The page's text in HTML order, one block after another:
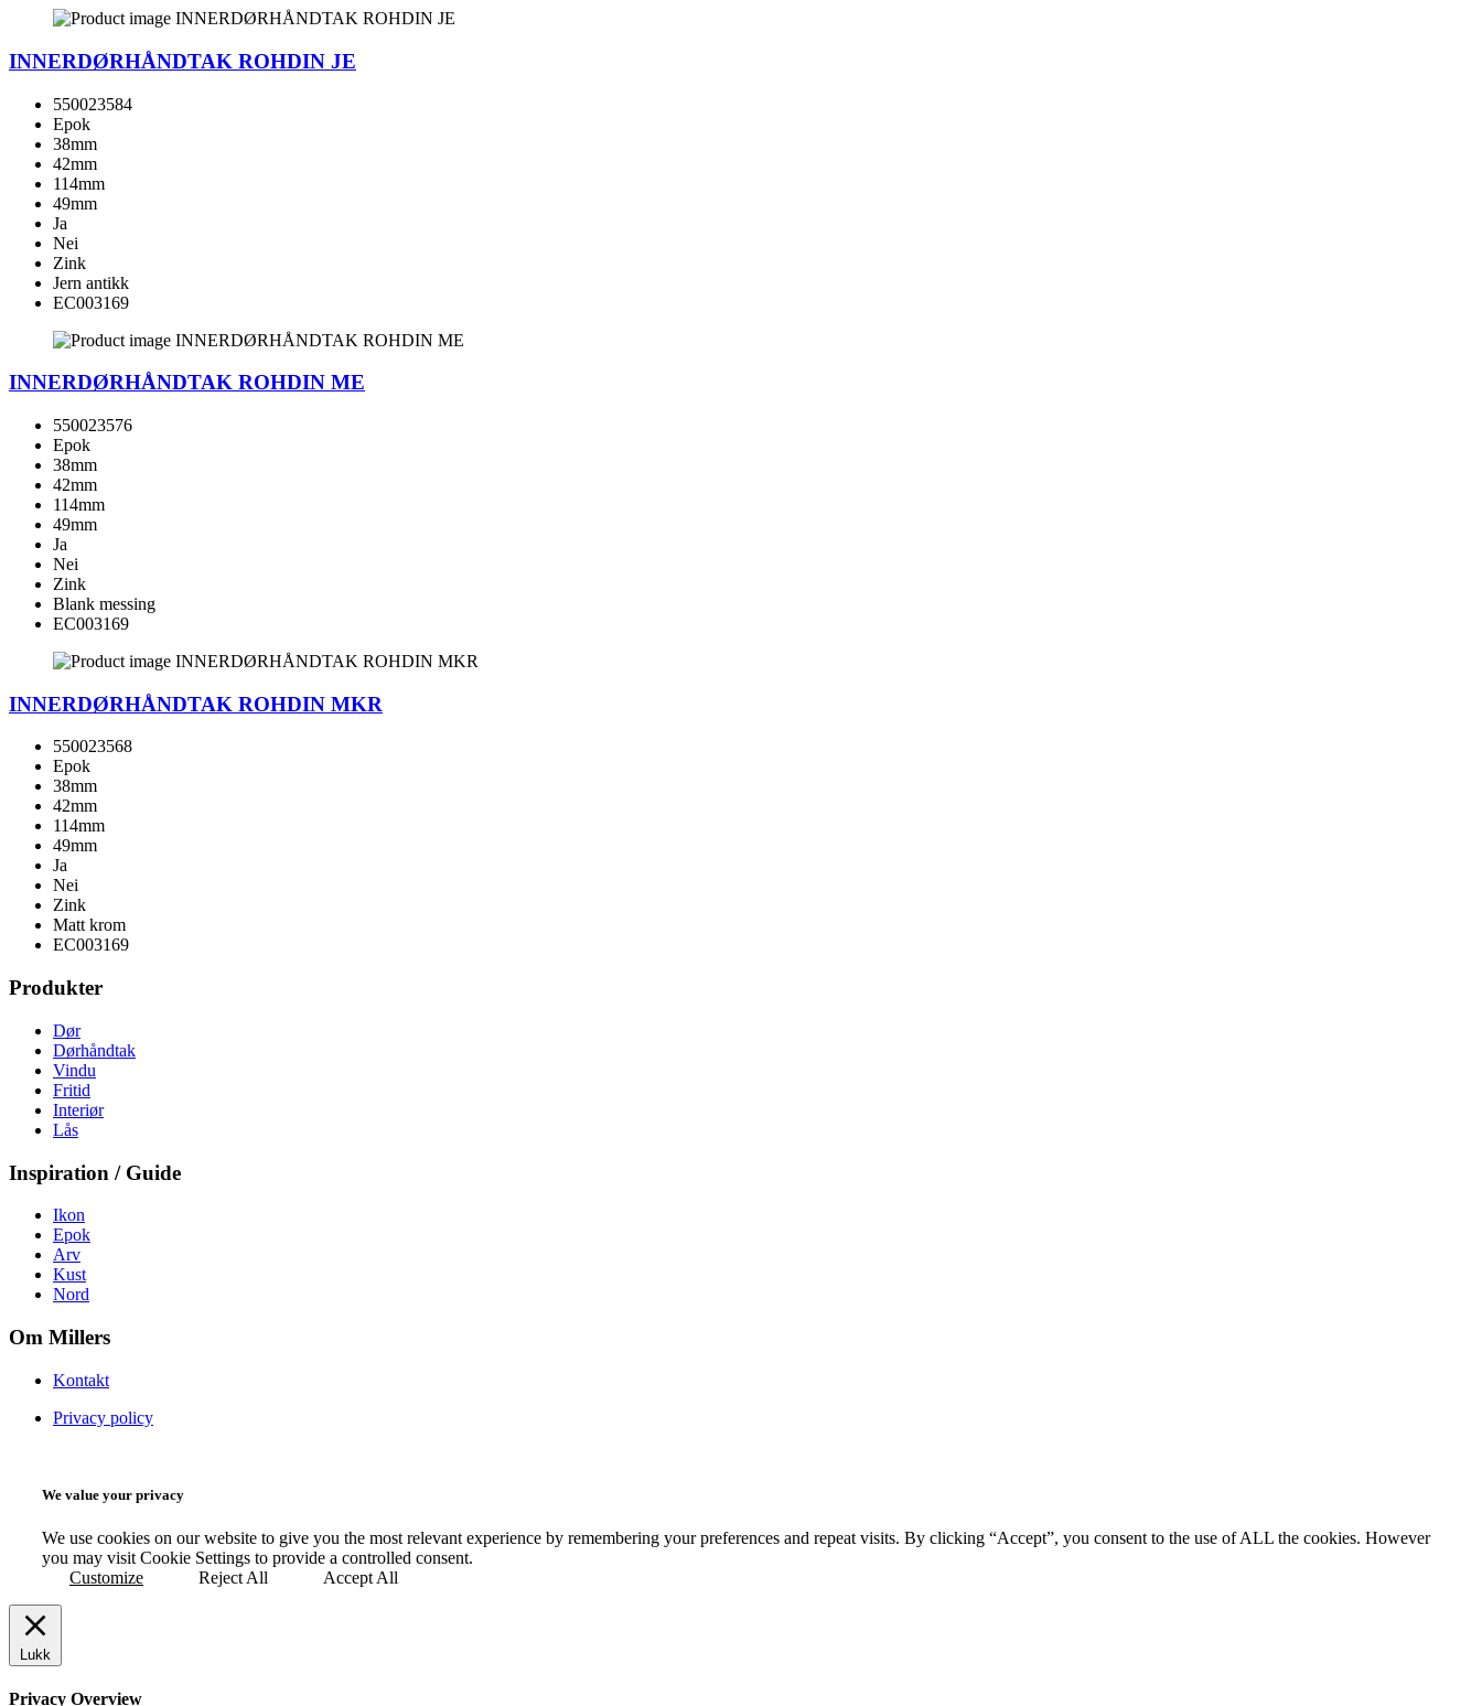
INNERDØRHÅNDTAK ROHDIN JE
550023584
Epok
38mm
42mm
114mm
49mm
Ja
Nei
Zink
Jern antikk
EC003169
INNERDØRHÅNDTAK ROHDIN ME
550023576
Epok
38mm
42mm
114mm
49mm
Ja
Nei
Zink
Blank messing
EC003169
INNERDØRHÅNDTAK ROHDIN MKR
550023568
Epok
38mm
42mm
114mm
49mm
Ja
Nei
Zink
Matt krom
EC003169
Produkter
Dør
Dørhåndtak
Vindu
Fritid
Interiør
Lås
Inspiration / Guide
Ikon
Epok
Arv
Kust
Nord
Om Millers
Kontakt
Privacy policy
We value your privacy
We use cookies on our website to give you the most relevant experience by remembering your preferences and repeat visits. By clicking “Accept”, you consent to the use of ALL the cookies. However
you may visit Cookie Settings to provide a controlled consent.
Customize
Reject All Accept All
Lukk
Privacy Overview